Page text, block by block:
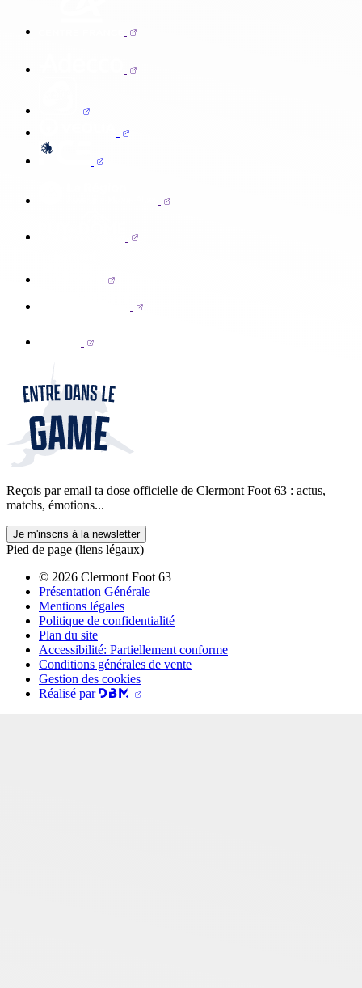
Reçois par email ta dose officielle de Clermont Foot 63 : actus,
matchs, émotions...
Je m'inscris à la newsletter
Pied de page (liens légaux)
© 2026 Clermont Foot 63
Présentation Générale
Mentions légales
Politique de confidentialité
Plan du site
Accessibilité: Partiellement conforme
Conditions générales de vente
Gestion des cookies
Réalisé par